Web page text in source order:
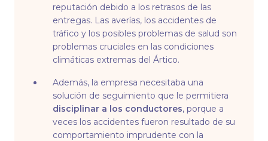
reputación debido a los retrasos de las
entregas. Las averías, los accidentes de
tráfico y los posibles problemas de salud son
problemas cruciales en las condiciones
climáticas extremas del Ártico.
Además, la empresa necesitaba una
solución de seguimiento que le permitiera
disciplinar a los conductores, porque a
veces los accidentes fueron resultado de su
comportamiento imprudente con la